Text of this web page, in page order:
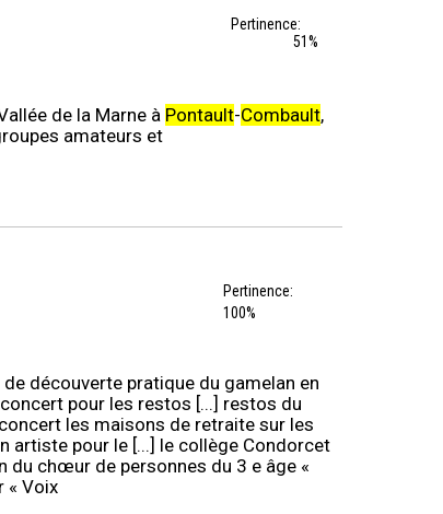
Pertinence:
51%
de la Marne à Pontault-Combault,
amateurs et
Pertinence:
100%
découverte pratique du gamelan en
pour les restos [...] restos du
les maisons de retraite sur les
artiste pour le [...] le collège Condorcet
du chœur de personnes du 3 e âge «
« Voix